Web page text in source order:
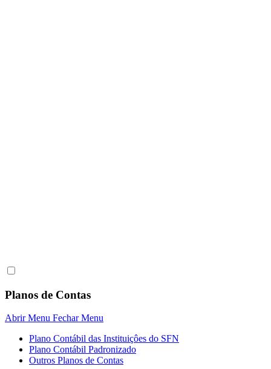
Planos de Contas
Abrir Menu Fechar Menu
Plano Contábil das Instituiçôes do SFN
Plano Contábil Padronizado
Outros Planos de Contas